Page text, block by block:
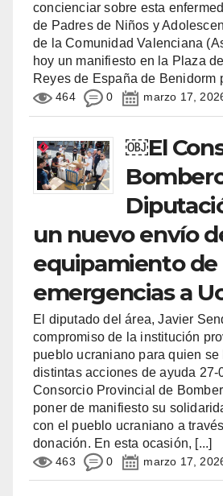
concienciar sobre esta
de Padres de Niños y
de la Comunidad Valenciana
hoy un manifiesto en la Plaza
Reyes de España de Benidorm
464 0 marzo 17,
￼El
un nuevo envío
equipamiento de
emergencias a
El diputado del área, Javier
compromiso de la institución
pueblo ucraniano para quien se
distintas acciones de ayuda 27-
Consorcio Provincial de
poner de manifiesto su
con el pueblo ucraniano a
donación. En esta ocasión, [...]
463 0 marzo 17,